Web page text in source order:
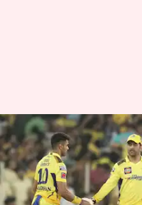
சிஎஸ்கே
டாஸ்
சூப்பர்
பந்துவீச